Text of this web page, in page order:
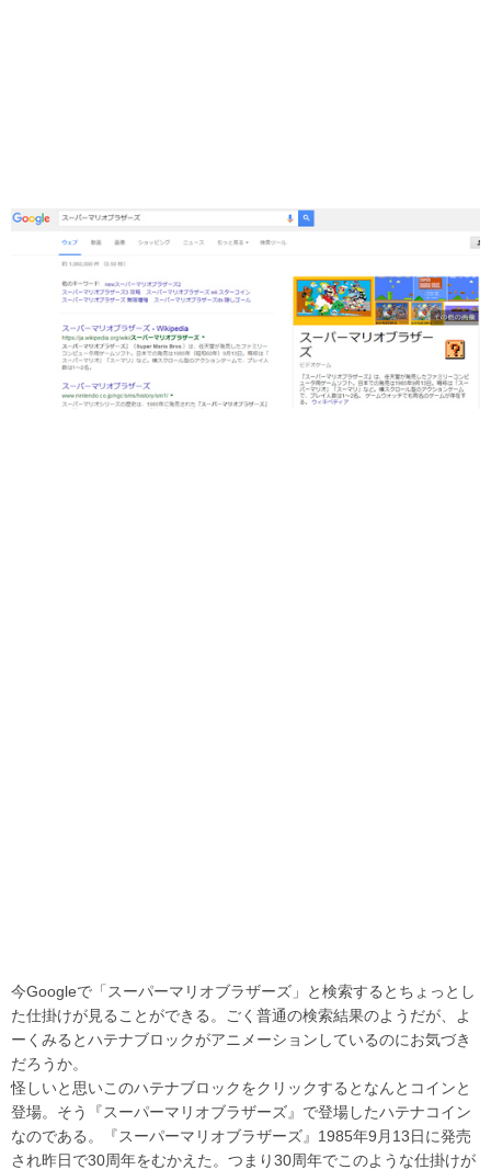
今Googleで「スーパーマリオブラザーズ」と検索するとちょっとし
た仕掛けが見ることができる。ごく普通の検索結果のようだが、よ
ーくみるとハテナブロックがアニメーションしているのにお気づき
だろうか。
怪しいと思いこのハテナブロックをクリックするとなんとコインと
登場。そう『スーパーマリオブラザーズ』で登場したハテナコイン
なのである。『スーパーマリオブラザーズ』1985年9月13日に発売
され昨日で30周年をむかえた。つまり30周年でこのような仕掛けが